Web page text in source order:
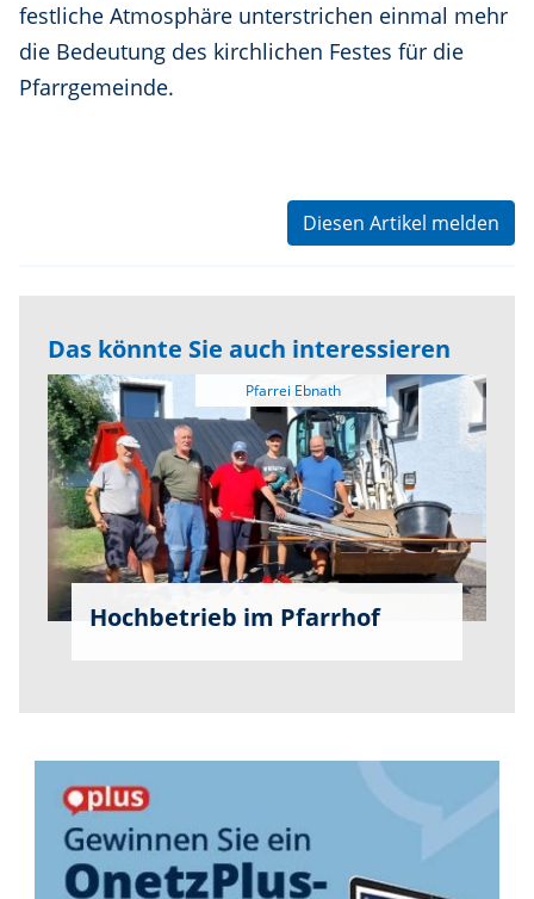
festliche Atmosphäre unterstrichen einmal mehr
die Bedeutung des kirchlichen Festes für die
Pfarrgemeinde.
Diesen Artikel melden
Das könnte Sie auch interessieren
Pfarrei Ebnath
Hochbetrieb im Pfarrhof